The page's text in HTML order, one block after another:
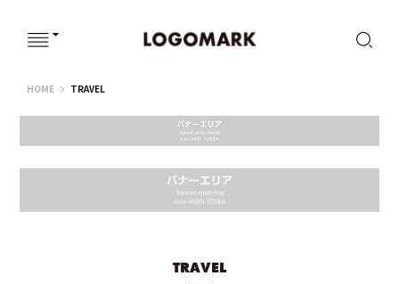
HOMEウェブサイト
TRAVEL
TRAVEL